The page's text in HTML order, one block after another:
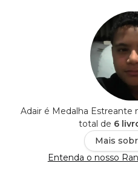
Adair é Medalha Estreante
total de 6
Mais
Entenda o nosso